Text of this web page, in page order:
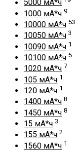
5000 мА*ч
1000 мА*ч 9
10000 мА*ч 53
10050 мА*ч 3
10090 мА*ч 1
10100 мА*ч 5
1020 мА*ч 7
105 мА*ч 1
120 мА*ч 1
1400 мА*ч 8
1450 мА*ч 8
15 мА*ч 3
155 мА*ч 2
1560 мА*ч 1